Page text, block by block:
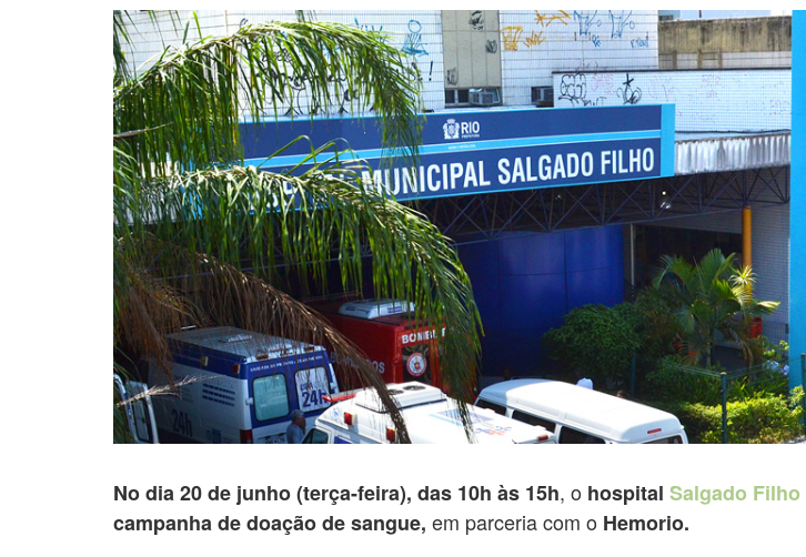
No dia 20 de junho (terça-feira), das 10h às 15h, o hospital Salgado Filho
campanha de doação de sangue, em parceria com o Hemorio.